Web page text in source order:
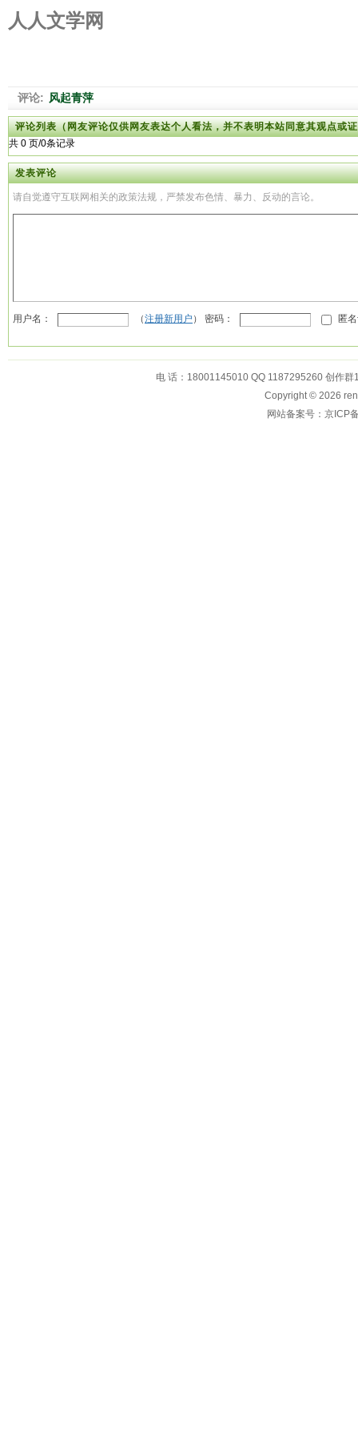
人人文学网
评论: 风起青萍
评论列表（网友评论仅供网友表达个人看法，并不表明本站同意其观点或
共 0 页/0条记录
发表评论
请自觉遵守互联网相关的政策法规，严禁发布色情、暴力、反动的言论。
用户名： （注册新用户 ） 密码： 匿
电 话：18001145010 QQ 1187295260 创作
Copyright © 2026
网站备案号：京ICP